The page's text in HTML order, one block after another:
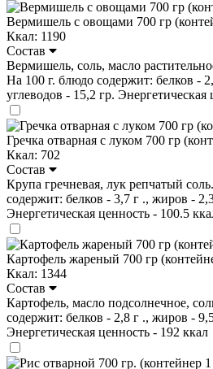
Вермишель с овощами 700 гр
Ккал: 1190
Состав
Вермишель, соль, масло
На 100 г. блюдо содержит: белков -
углеводов - 15,2 гр. Энергетическая
Гречка отварная с луком 700 гр
Ккал: 702
Состав
Крупа гречневая, лук репчатый
содержит: белков - 3,7 г ., жиров -
Энергетическая ценность - 100.5
Картофель жареный 700 гр
Ккал: 1344
Состав
Картофель, масло подсолнечное,
содержит: белков - 2,8 г ., жиров -
Энергетическая ценность - 192 ккал